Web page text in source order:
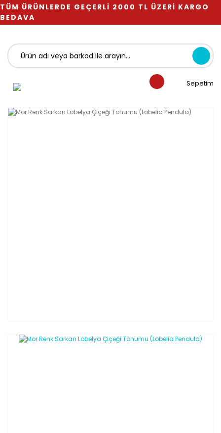
TÜM ÜRÜNLERDE GEÇERLİ 2000 TL ÜZERİ KARGO
BEDAVA
Sepetim